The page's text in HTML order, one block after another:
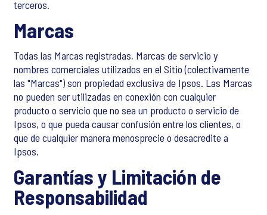
terceros.
Marcas
Todas las Marcas registradas, Marcas de servicio y
nombres comerciales utilizados en el Sitio (colectivamente
las "Marcas") son propiedad exclusiva de Ipsos. Las Marcas
no pueden ser utilizadas en conexión con cualquier
producto o servicio que no sea un producto o servicio de
Ipsos, o que pueda causar confusión entre los clientes, o
que de cualquier manera menosprecie o desacredite a
Ipsos.
Garantías y Limitación de
Responsabilidad